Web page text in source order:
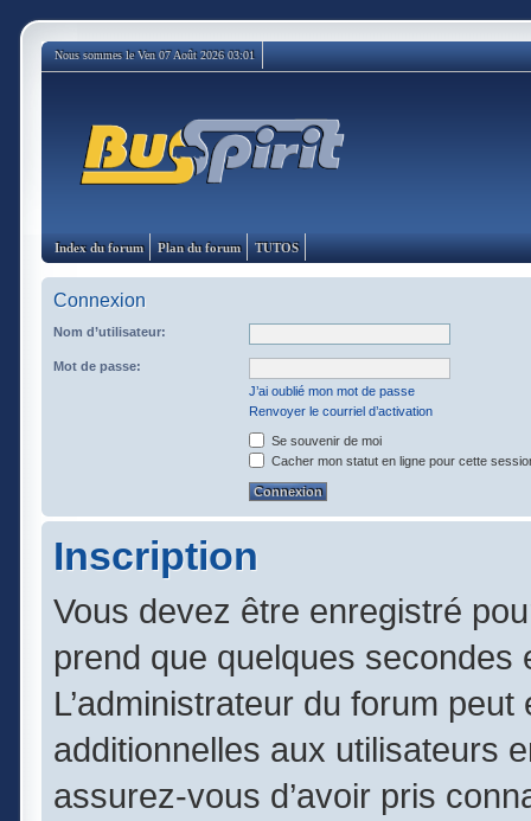
Nous sommes le Ven 07 Août 2026 03:01
Index du forum Plan du forum TUTOS
Connexion
Nom d’utilisateur:
Mot de passe:
J’ai oublié mon mot de passe
Renvoyer le courriel d’activation
Se souvenir de moi
Cacher mon statut en ligne pour cette
Inscription
Vous devez être enregistré
prend que quelques
L’administrateur du forum
additionnelles aux utilisateurs
assurez-vous d’avoir pris